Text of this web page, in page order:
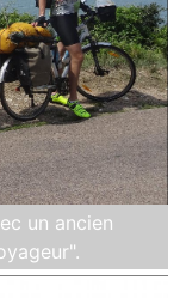
un ancien